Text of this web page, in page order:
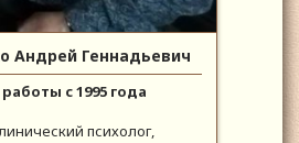
Андрей Геннадьевич
с 1995 года
психолог,